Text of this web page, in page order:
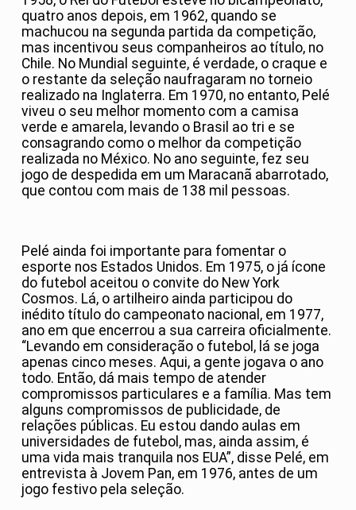
quatro anos depois, em 1962, quando se
machucou na segunda partida da competição,
mas incentivou seus companheiros ao título, no
Chile. No Mundial seguinte, é verdade, o craque e
o restante da seleção naufragaram no torneio
realizado na Inglaterra. Em 1970, no entanto, Pelé
viveu o seu melhor momento com a camisa
verde e amarela, levando o Brasil ao tri e se
consagrando como o melhor da competição
realizada no México. No ano seguinte, fez seu
jogo de despedida em um Maracanã abarrotado,
que contou com mais de 138 mil pessoas.
Pelé ainda foi importante para fomentar o
esporte nos Estados Unidos. Em 1975, o já ícone
do futebol aceitou o convite do New York
Cosmos. Lá, o artilheiro ainda participou do
inédito título do campeonato nacional, em 1977,
ano em que encerrou a sua carreira oficialmente.
“Levando em consideração o futebol, lá se joga
apenas cinco meses. Aqui, a gente jogava o ano
todo. Então, dá mais tempo de atender
compromissos particulares e a família. Mas tem
alguns compromissos de publicidade, de
relações públicas. Eu estou dando aulas em
universidades de futebol, mas, ainda assim, é
uma vida mais tranquila nos EUA”, disse Pelé, em
entrevista à Jovem Pan, em 1976, antes de um
jogo festivo pela seleção.